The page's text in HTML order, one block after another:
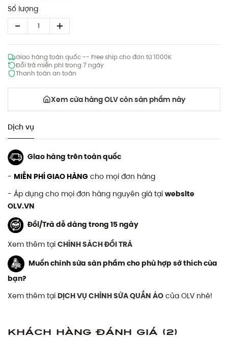
Số lượng
Giao hàng toàn quốc -- Free ship cho đơn từ 1000K
Đổi trả miễn phí trong 7 ngày
Thanh toán an toàn
Xem cửa hàng OLV còn sản phẩm này
Dịch vụ
Giao hàng trên toàn quốc
- MIỄN PHÍ GIAO HÀNG cho mọi đơn hàng
- Áp dụng cho mọi đơn hàng nguyên giá tại website
OLV.VN
Đổi/Trả dễ dàng trong 15 ngày
Xem thêm tại CHÍNH SÁCH ĐỔI TRẢ
Muốn chỉnh sửa sản phẩm cho phù hợp sở thích của
bạn?
Xem thêm tại DỊCH VỤ CHỈNH SỬA QUẦN ÁO của OLV nhé!
Khách hàng đánh giá (2)